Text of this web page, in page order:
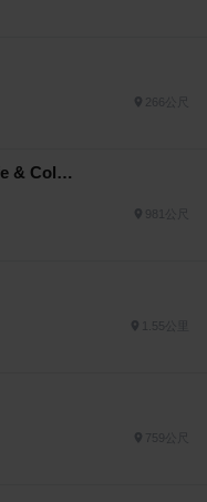
堤貝街咖啡 Tibet St. Cafe & Color BoBo 台南館
1.55公里
759公尺